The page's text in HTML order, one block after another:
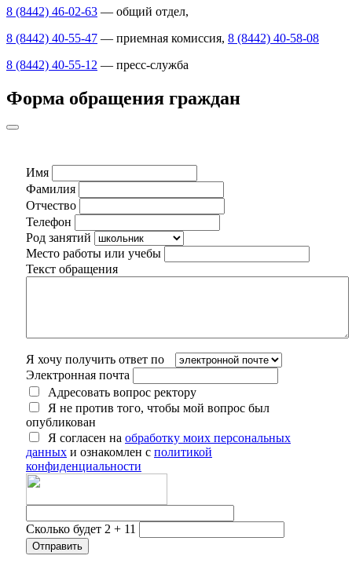
8 (8442) 46-02-63 — общий отдел,
8 (8442) 40-55-47 — приемная комиссия, 8 (8442) 40-58-08
8 (8442) 40-55-12 — пресс-служба
Форма обращения граждан
Имя
Фамилия
Отчество
Телефон
Род занятий
Место работы или учебы
Текст обращения
Я хочу получить ответ по
Электронная почта
Адресовать вопрос ректору
Я не против того, чтобы мой вопрос был
опубликован
Я согласен на обработку моих персональных
данных и ознакомлен с политикой
конфиденциальности
Сколько будет 2 + 11